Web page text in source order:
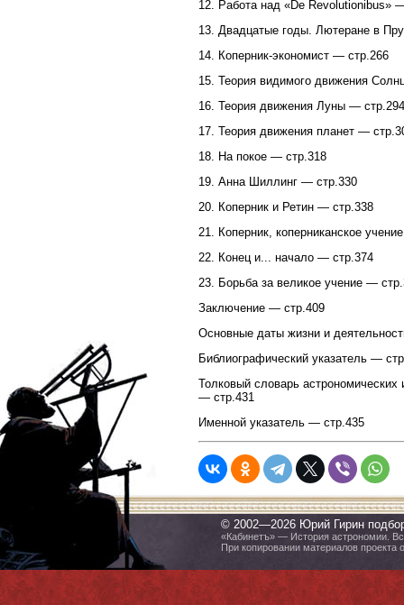
12. Работа над «De Revolutionibus»
13. Двадцатые годы. Лютеране в
14. Коперник-экономист — стр.266
15. Теория видимого движения
16. Теория движения Луны — стр.294
17. Теория движения планет —
18. На покое — стр.318
19. Анна Шиллинг — стр.330
20. Коперник и Ретин — стр.338
21. Коперник, коперниканское
22. Конец и... начало — стр.374
23. Борьба за великое учение —
Заключение — стр.409
Основные даты жизни и
Библиографический указатель —
Толковый словарь
— стр.431
Именной указатель — стр.435
© 2002—2026 Юрий Гирин
«Кабинетъ» — История астрономии.
При копировании материалов проекта